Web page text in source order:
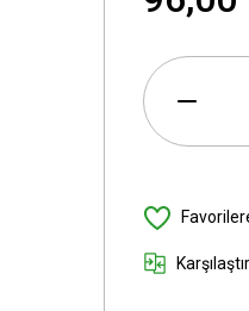
Karşılaştır